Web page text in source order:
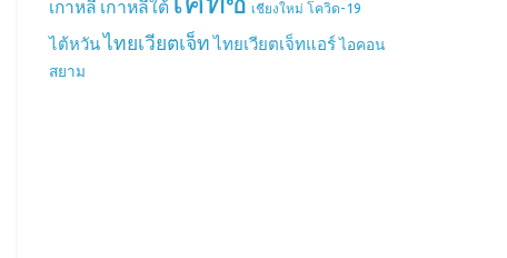
เกาหลี เกาหลีใต้ เชียงใหม่ โควิด-19
ไต้หวันไทยเวียตเจ็ท ไทยเวียตเจ็ทแอร์ไอคอน
สยาม